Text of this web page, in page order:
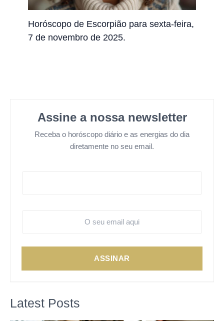
Horóscopo de Escorpião para sexta-feira,
7 de novembro de 2025.
Assine a nossa newsletter
Receba o horóscopo diário e as energias do dia
diretamente no seu email.
ASSINAR
Latest Posts